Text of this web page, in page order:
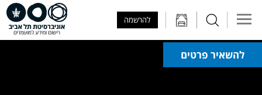
להרשמה
להשאיר פרטים